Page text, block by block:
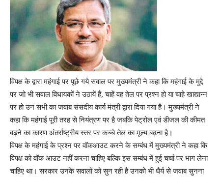
विपक्ष के द्वारा महंगाई पर पूछे गये सवाल पर मुख्यमंत्री ने कहा कि महंगाई के मुद्दे
पर जो भी सवाल विधायकों ने उठायें हैं, चाहें वह तेल पर प्रश्न हो या चाहे खाद्यान्न
पर हो उन सभी का जवाब संसदीय कार्य मंत्री द्वारा दिया गया है। मुख्यमंत्री ने
कहा कि महंगाई पूरी तरह से नियंत्रण पर है जबकि पेट्रोल एवं डीजल की कीमत
बढ़ने का कारण अंतर्राष्ट्रीय स्तर पर कच्चे तेल का मूल्य बढ़ना है।
विपक्ष के महंगाई के प्रश्न पर वॉकआउट करने के सम्बंध में मुख्यमंत्री ने कहा कि
विपक्ष को वॉक आउट नहीं करना चाहिए बल्कि इस सम्बंध में हुई चर्चा पर भाग लेना
चाहिए था। सरकार उनके सवालों को सुन रही है उनको भी धैर्य से जवाब सुनना